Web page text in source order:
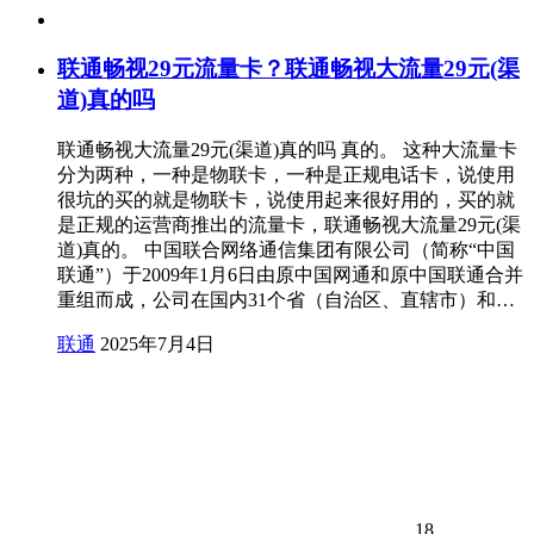
联通畅视29元流量卡？联通畅视大流量29元(渠
道)真的吗
联通畅视大流量29元(渠道)真的吗 真的。 这种大流量卡
分为两种，一种是物联卡，一种是正规电话卡，说使用
很坑的买的就是物联卡，说使用起来很好用的，买的就
是正规的运营商推出的流量卡，联通畅视大流量29元(渠
道)真的。 中国联合网络通信集团有限公司（简称“中国
联通”）于2009年1月6日由原中国网通和原中国联通合并
重组而成，公司在国内31个省（自治区、直辖市）和…
联通 2025年7月4日
18